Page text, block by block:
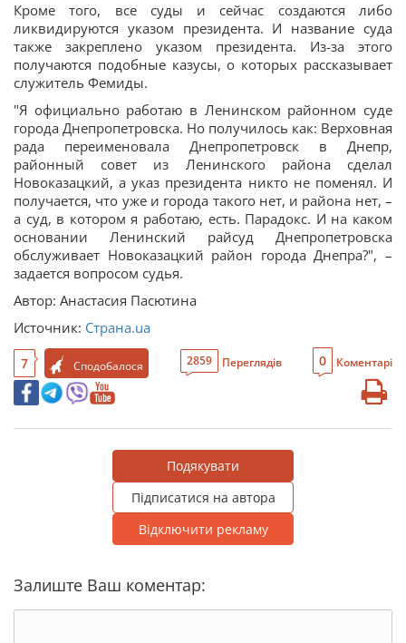
Кроме того, все суды и сейчас создаются либо
ликвидируются указом президента. И название суда
также закреплено указом президента. Из-за этого
получаются подобные казусы, о которых рассказывает
служитель Фемиды.
"Я официально работаю в Ленинском районном суде
города Днепропетровска. Но получилось как: Верховная
рада переименовала Днепропетровск в Днепр,
районный совет из Ленинского района сделал
Новоказацкий, а указ президента никто не поменял. И
получается, что уже и города такого нет, и района нет, –
а суд, в котором я работаю, есть. Парадокс. И на каком
основании Ленинский райсуд Днепропетровска
обслуживает Новоказацкий район города Днепра?", –
задается вопросом судья.
Автор: Анастасия Пасютина
Источник: Страна.ua
7 Сподобалося 2859 Переглядів 0 Коментарі
Подякувати
Підписатися на автора
Відключити рекламу
Залиште Ваш коментар: